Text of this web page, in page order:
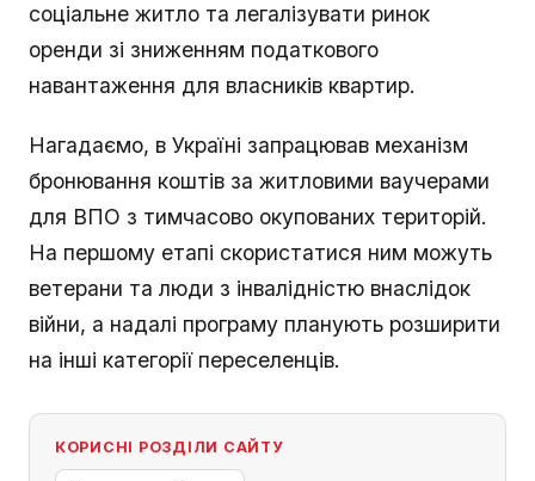
соціальне житло та легалізувати ринок
оренди зі зниженням податкового
навантаження для власників квартир.
Нагадаємо, в Україні запрацював механізм
бронювання коштів за житловими ваучерами
для ВПО з тимчасово окупованих територій.
На першому етапі скористатися ним можуть
ветерани та люди з інвалідністю внаслідок
війни, а надалі програму планують розширити
на інші категорії переселенців.
КОРИСНІ РОЗДІЛИ САЙТУ